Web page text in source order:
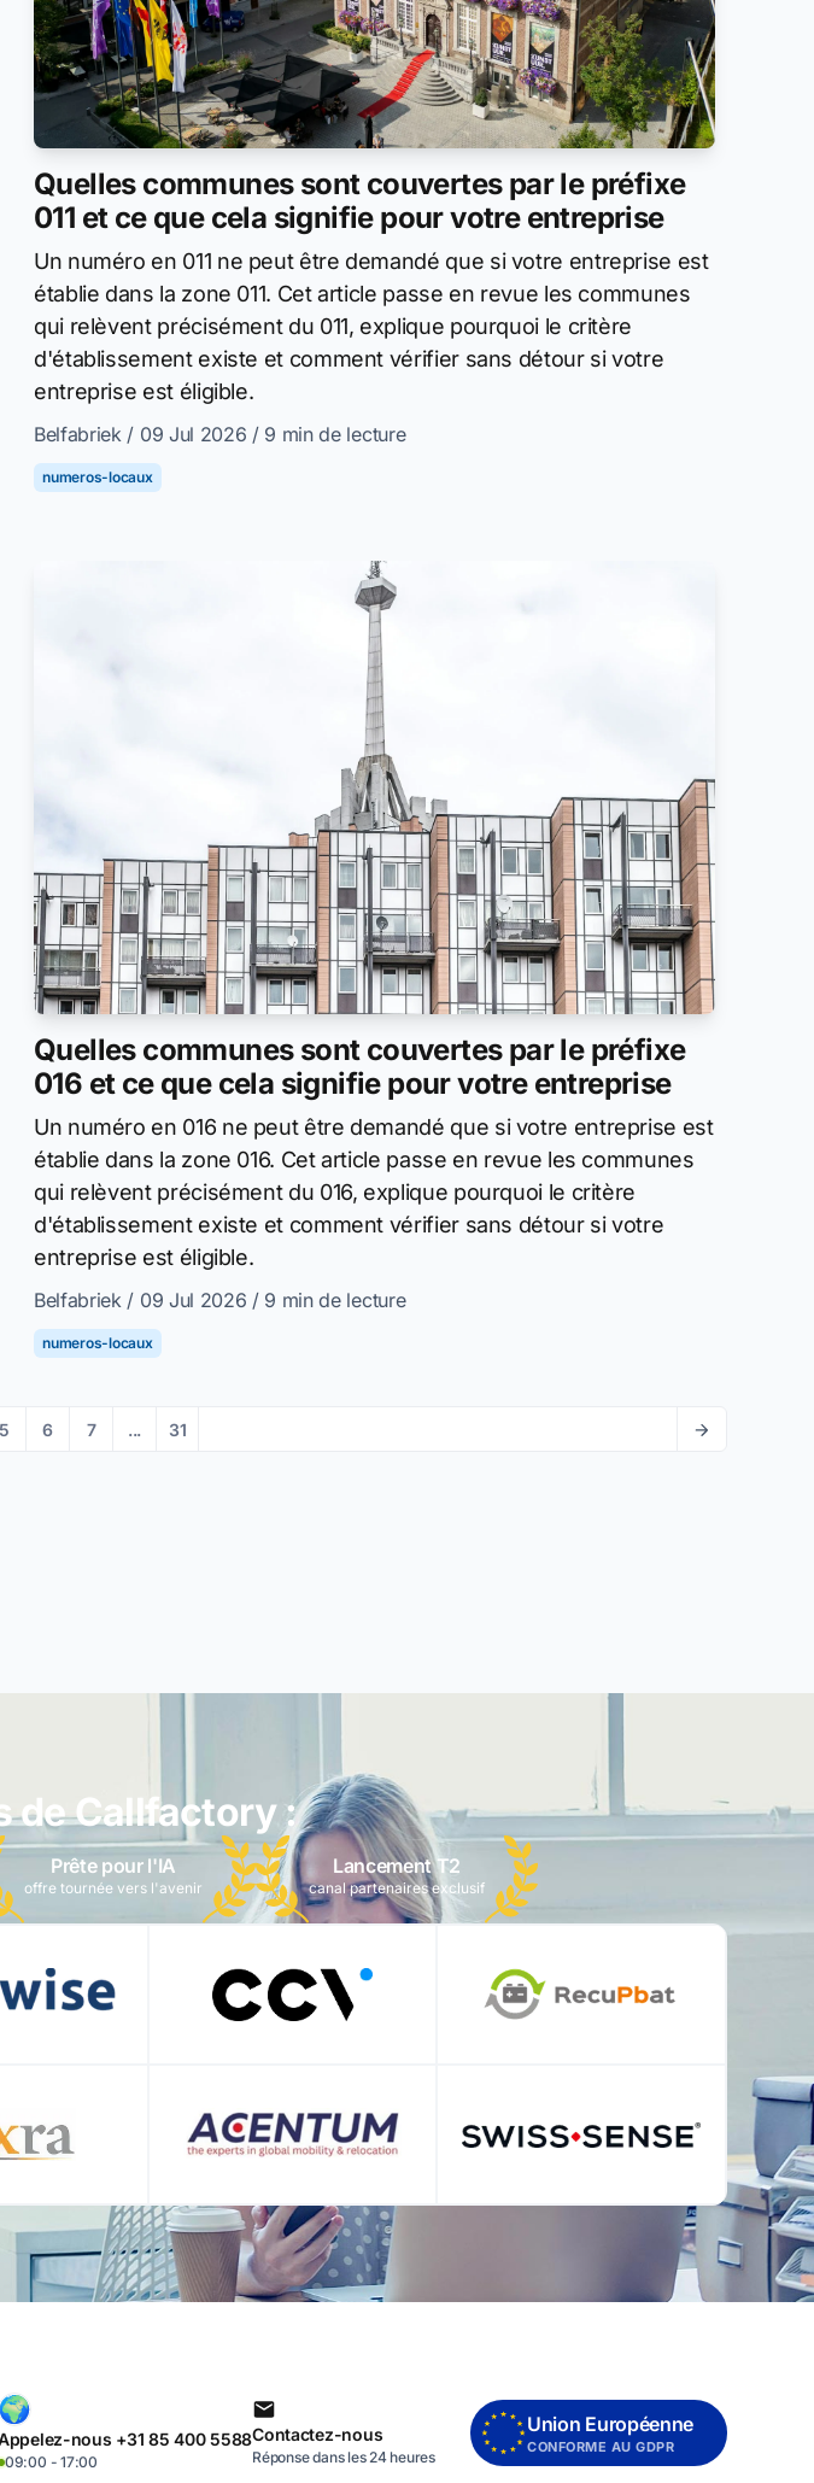
Quelles communes sont couvertes par le préfixe
011 et ce que cela signifie pour votre entreprise
Un numéro en 011 ne peut être demandé que si votre entreprise est
établie dans la zone 011. Cet article passe en revue les communes
qui relèvent précisément du 011, explique pourquoi le critère
d'établissement existe et comment vérifier sans détour si votre
entreprise est éligible.
Belfabriek / 09 Jul 2026 / 9 min de lecture
numeros-locaux
Quelles communes sont couvertes par le préfixe
016 et ce que cela signifie pour votre entreprise
Un numéro en 016 ne peut être demandé que si votre entreprise est
établie dans la zone 016. Cet article passe en revue les communes
qui relèvent précisément du 016, explique pourquoi le critère
d'établissement existe et comment vérifier sans détour si votre
entreprise est éligible.
Belfabriek / 09 Jul 2026 / 9 min de lecture
numeros-locaux
5 6 7 ... 31
de Callfactory :
Prête pour l'IA
offre tournée vers l'avenir
Lancement T2
canal partenaires exclusif
nous +31 85 400 5588
09:00 - 17:00
Contactez-nous
Réponse dans les 24 heures
Union Européenne
CONFORME AU GDPR